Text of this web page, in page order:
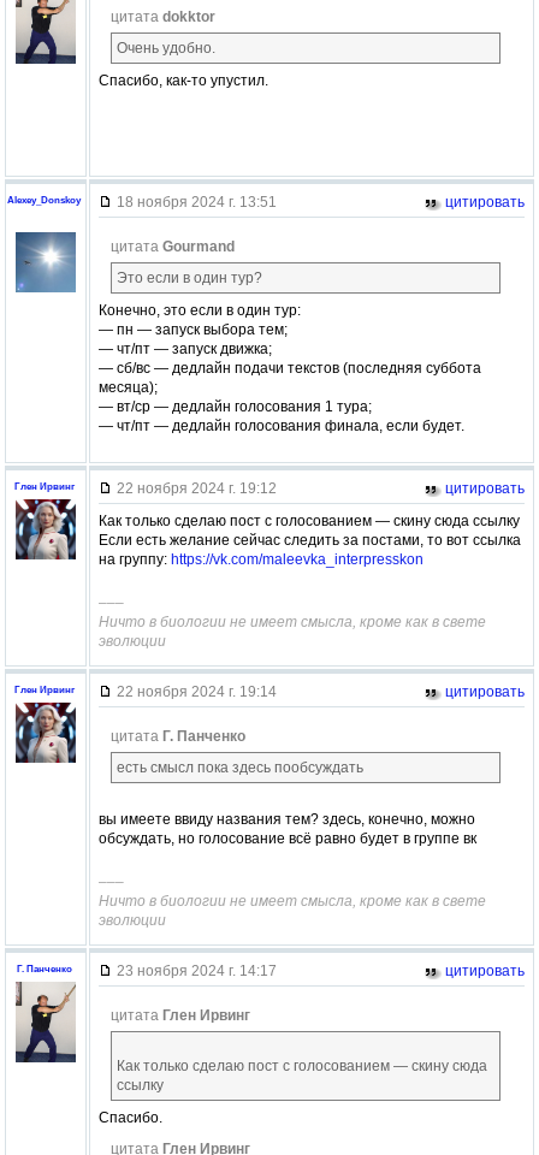
цитата dokktor
Очень удобно.
Спасибо, как-то упустил.
Alexey_Donskoy 18 ноября 2024 г. 13:51 цитировать
цитата Gourmand
Это если в один тур?
Конечно, это если в один тур:
— пн — запуск выбора тем;
— чт/пт — запуск движка;
— сб/вс — дедлайн подачи текстов (последняя суббота
месяца);
— вт/ср — дедлайн голосования 1 тура;
— чт/пт — дедлайн голосования финала, если будет.
Глен Ирвинг 22 ноября 2024 г. 19:12
цитировать
Как только сделаю пост с голосованием — скину сюда ссылку
Если есть желание сейчас следить за постами, то вот ссылка
на группу: https://vk.com/maleevka_interpresskon
–––
Ничто в биологии не имеет смысла, кроме как в свете
эволюции
Глен Ирвинг 22 ноября 2024 г. 19:14 цитировать
цитата Г. Панченко
есть смысл пока здесь пообсуждать
вы имеете ввиду названия тем? здесь, конечно, можно
обсуждать, но голосование всё равно будет в группе вк
–––
Ничто в биологии не имеет смысла, кроме как в свете
эволюции
Г. Панченко 23 ноября 2024 г. 14:17 цитировать
цитата Глен Ирвинг
Как только сделаю пост с голосованием — скину сюда
ссылку
Спасибо.
цитата Глен Ирвинг